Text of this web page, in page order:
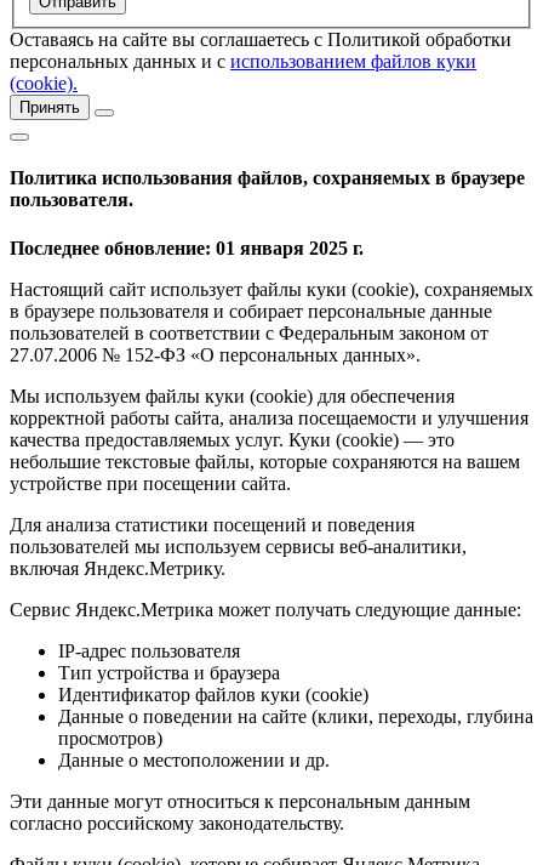
Оставаясь на сайте вы соглашаетесь с Политикой обработки
персональных данных и с использованием файлов куки
(cookie).
Принять
Политика использования файлов, сохраняемых в браузере
пользователя.
Последнее обновление: 01 января 2025 г.
Настоящий сайт использует файлы куки (cookie), сохраняемых
в браузере пользователя и собирает персональные данные
пользователей в соответствии с Федеральным законом от
27.07.2006 № 152-ФЗ «О персональных данных».
Мы используем файлы куки (cookie) для обеспечения
корректной работы сайта, анализа посещаемости и улучшения
качества предоставляемых услуг. Куки (cookie) — это
небольшие текстовые файлы, которые сохраняются на вашем
устройстве при посещении сайта.
Для анализа статистики посещений и поведения
пользователей мы используем сервисы веб-аналитики,
включая Яндекс.Метрику.
Сервис Яндекс.Метрика может получать следующие данные:
IP-адрес пользователя
Тип устройства и браузера
Идентификатор файлов куки (cookie)
Данные о поведении на сайте (клики, переходы, глубина
просмотров)
Данные о местоположении и др.
Эти данные могут относиться к персональным данным
согласно российскому законодательству.